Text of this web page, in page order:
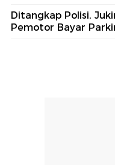
Ditangkap Polisi,
Pemotor Bayar